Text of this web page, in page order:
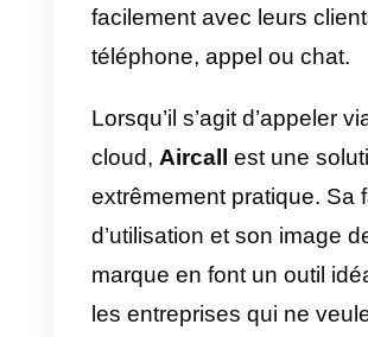
même temps, les
de contacter
inconvénient, en
public que vous